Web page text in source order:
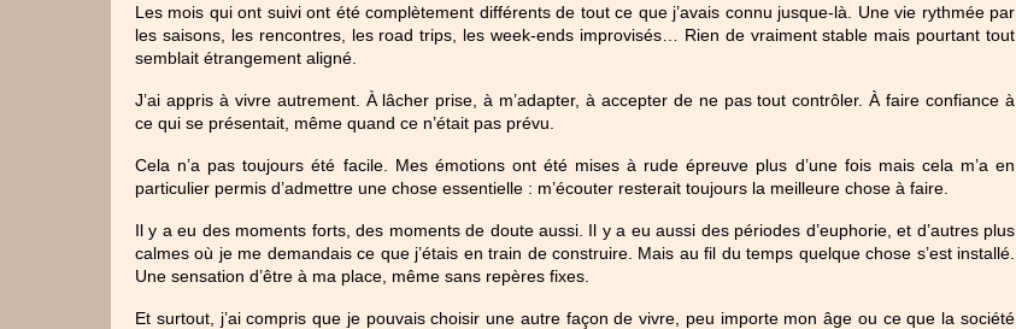
Les mois qui ont suivi ont été complètement différents de tout ce que j’avais connu jusque-là. Une vie rythmée par
les saisons, les rencontres, les road trips, les week-ends improvisés… Rien de vraiment stable mais pourtant tout
semblait étrangement aligné.
J’ai appris à vivre autrement. À lâcher prise, à m’adapter, à accepter de ne pas tout contrôler. À faire confiance à
ce qui se présentait, même quand ce n’était pas prévu.
Cela n’a pas toujours été facile. Mes émotions ont été mises à rude épreuve plus d’une fois mais cela m’a en
particulier permis d’admettre une chose essentielle : m’écouter resterait toujours la meilleure chose à faire.
Il y a eu des moments forts, des moments de doute aussi. Il y a eu aussi des périodes d’euphorie, et d’autres plus
calmes où je me demandais ce que j’étais en train de construire. Mais au fil du temps quelque chose s’est installé.
Une sensation d’être à ma place, même sans repères fixes.
Et surtout, j’ai compris que je pouvais choisir une autre façon de vivre, peu importe mon âge ou ce que la société